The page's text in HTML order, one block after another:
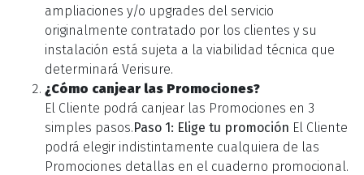
ampliaciones y/o upgrades del servicio
originalmente contratado por los clientes y su
instalación está sujeta a la viabilidad técnica que
determinará Verisure.
¿Cómo canjear las Promociones?
El Cliente podrá canjear las Promociones en 3
simples pasos.Paso 1: Elige tu promoción El Cliente
podrá elegir indistintamente cualquiera de las
Promociones detallas en el cuaderno promocional.